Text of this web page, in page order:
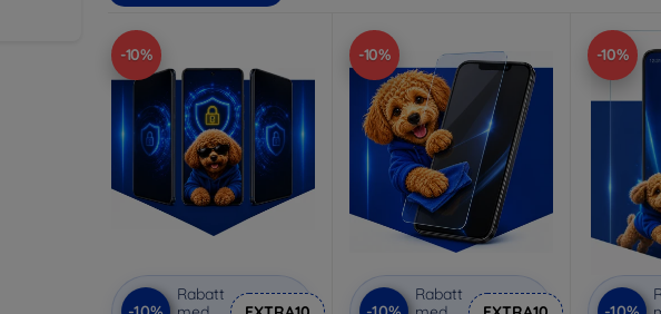
-10%
Rabatt
-10%
Rabatt
-10%